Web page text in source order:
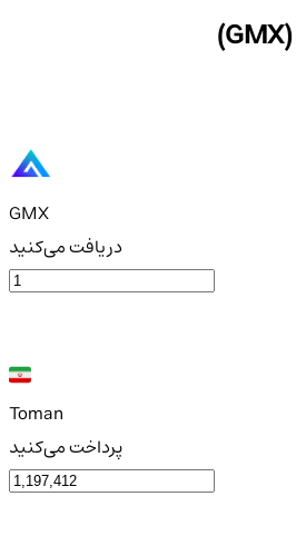
GMX
دریافت می‌کنید
Toman
پرداخت می‌کنید